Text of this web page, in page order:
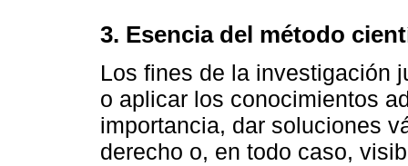
3. Esencia del método
Los fines de la investigación
o aplicar los conocimientos
importancia, dar soluciones
derecho o, en todo caso,